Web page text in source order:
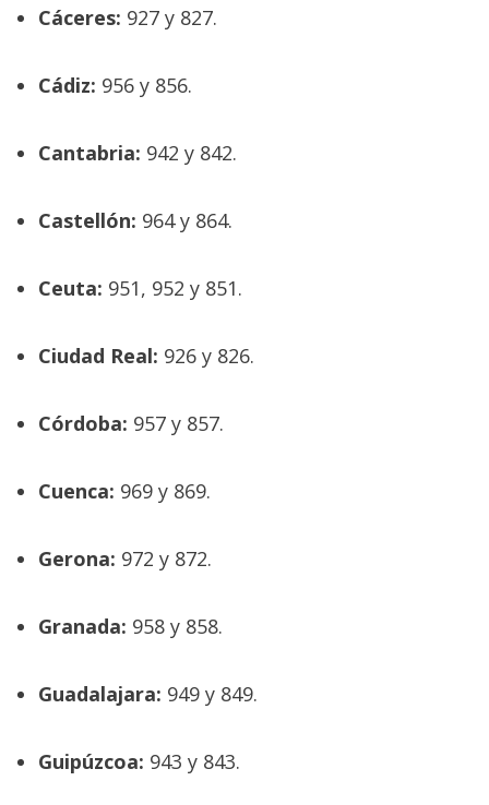
Cáceres: 927 y 827.
Cádiz: 956 y 856.
Cantabria: 942 y 842.
Castellón: 964 y 864.
Ceuta: 951, 952 y 851.
Ciudad Real: 926 y 826.
Córdoba: 957 y 857.
Cuenca: 969 y 869.
Gerona: 972 y 872.
Granada: 958 y 858.
Guadalajara: 949 y 849.
Guipúzcoa: 943 y 843.